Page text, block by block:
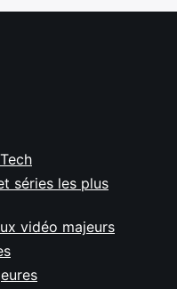
séries les plus
vidéo majeurs